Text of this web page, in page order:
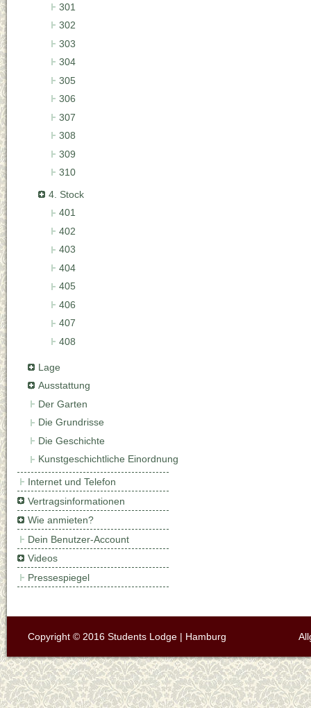
301
302
303
304
305
306
307
308
309
310
4. Stock
401
402
403
404
405
406
407
408
Lage
Ausstattung
Der Garten
Die Grundrisse
Die Geschichte
Kunstgeschichtliche Einordnung
Internet und Telefon
Vertragsinformationen
Wie anmieten?
Dein Benutzer-Account
Videos
Pressespiegel
Copyright © 2016 Students Lodge | Hamburg